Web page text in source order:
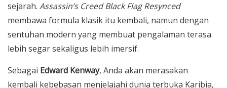
sejarah. Assassin’s Creed Black Flag Resynced
membawa formula klasik itu kembali, namun dengan
sentuhan modern yang membuat pengalaman terasa
lebih segar sekaligus lebih imersif.
Sebagai Edward Kenway, Anda akan merasakan
kembali kebebasan menjelajahi dunia terbuka Karibia,